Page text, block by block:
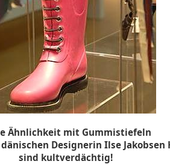
Ähnlichkeit mit Gummistiefeln
Designerin Ilse Jakobsen
sind kultverdächtig!